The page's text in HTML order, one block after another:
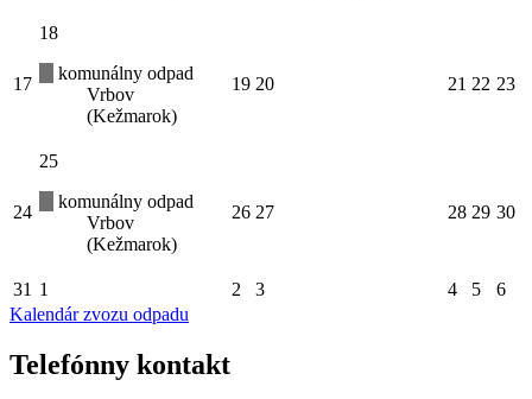
17
18
komunálny odpad
Vrbov
(Kežmarok)
19 20 21 22 23
24
25
komunálny odpad
Vrbov
(Kežmarok)
26 27 28 29 30
31 1 2 3 4 5
6
Kalendár zvozu odpadu
Telefónny kontakt